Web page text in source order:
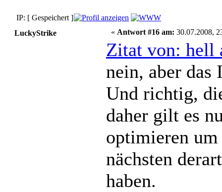
IP: [ Gespeichert ]
LuckyStrike
« Antwort #16 am: 30.07.2008,
Zitat von: hell
nein, aber das
Und richtig,
daher gilt es
optimieren
nächsten
haben.